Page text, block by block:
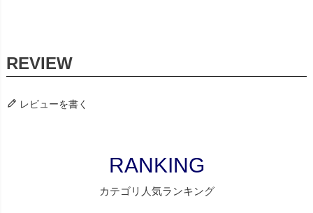
レビューを書く
RANKING
カテゴリ人気ランキング